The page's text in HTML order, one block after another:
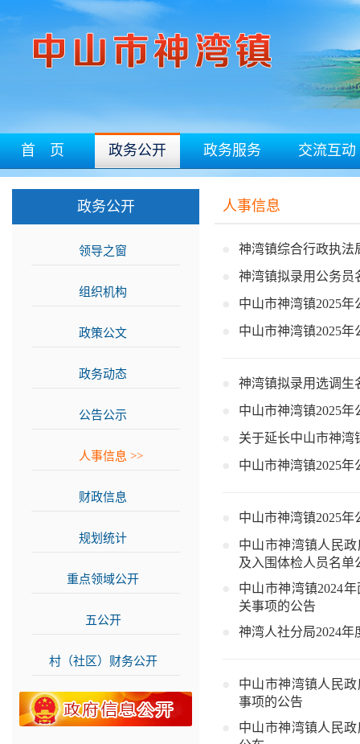
首 页 政务公开 政务服务 交流互动
政务公开
领导之窗
组织机构
政策公文
政务动态
公告公示
人事信息 >>
财政信息
规划统计
重点领域公开
五公开
村（社区）财务公开
人事信息
神湾镇综合行政执法
神湾镇拟录用公务员
中山市神湾镇2025
中山市神湾镇2025
神湾镇拟录用选调生
中山市神湾镇2025
关于延长中山市神湾
中山市神湾镇2025
中山市神湾镇2025
中山市神湾镇人民
及入围体检人员名单
中山市神湾镇2024
关事项的公告
神湾人社分局2024
中山市神湾镇人民
事项的公告
中山市神湾镇人民